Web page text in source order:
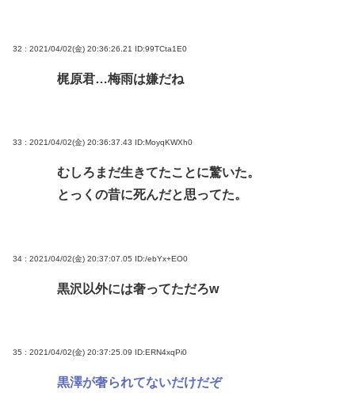
32 : 2021/04/02(金) 20:36:26.21 ID:99TCta1E0
梶原君…梅雨は嫌だね
33 : 2021/04/02(金) 20:36:37.43 ID:MoyqKWXh0
むしろまだ生きてたことに驚いた。
とっくの昔に死んだと思ってた。
34 : 2021/04/02(金) 20:37:07.05 ID:/ebYx+EO0
黒沢以外には奢ってただろw
35 : 2021/04/02(金) 20:37:25.09 ID:ERN4xqPi0
黒澤が奢られてないだけだぞ